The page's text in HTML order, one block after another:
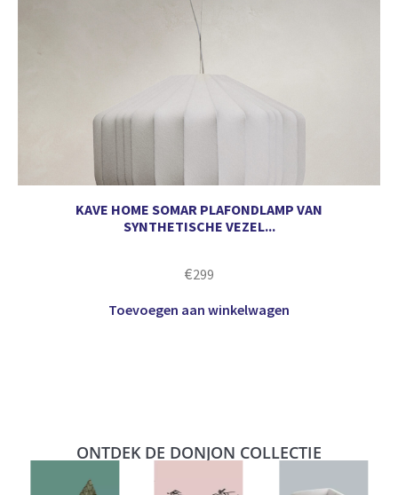
KAVE HOME SOMAR PLAFONDLAMP VAN
SYNTHETISCHE VEZEL...
€299
Toevoegen aan winkelwagen
ONTDEK DE DONJON COLLECTIE